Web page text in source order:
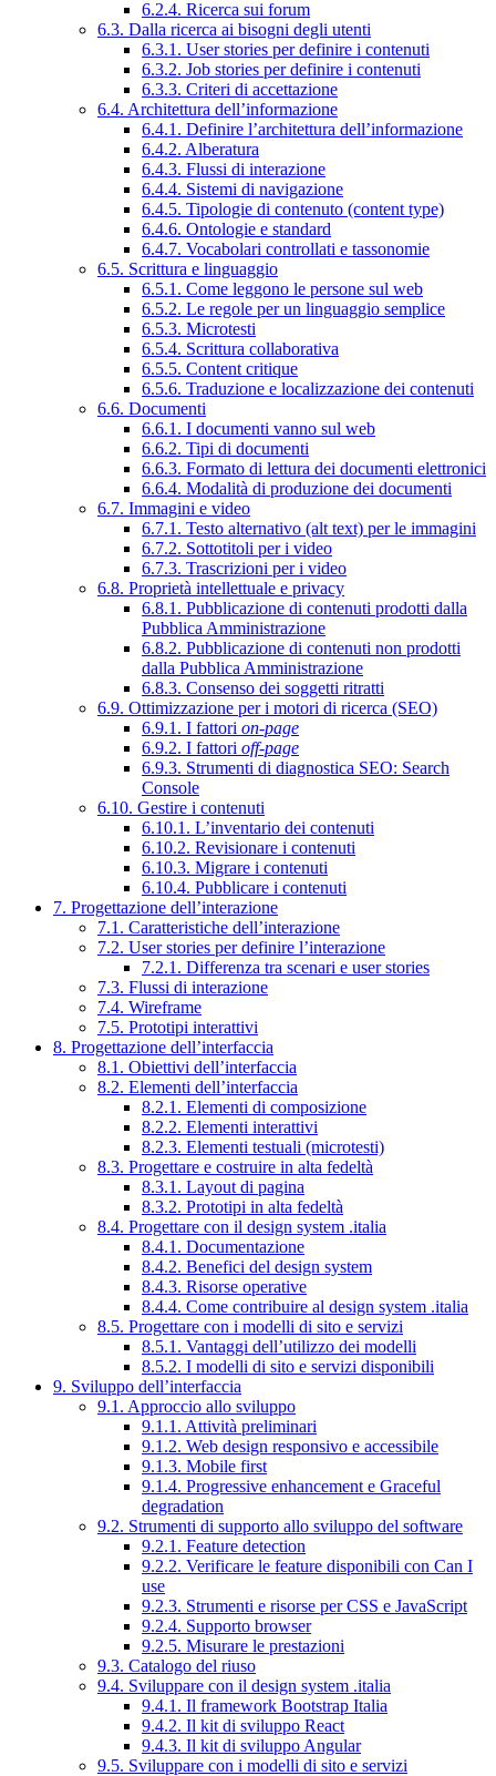
6.2.4. Ricerca sui forum
6.3. Dalla ricerca ai bisogni degli utenti
6.3.1. User stories per definire i contenuti
6.3.2. Job stories per definire i contenuti
6.3.3. Criteri di accettazione
6.4. Architettura dell’informazione
6.4.1. Definire l’architettura dell’informazione
6.4.2. Alberatura
6.4.3. Flussi di interazione
6.4.4. Sistemi di navigazione
6.4.5. Tipologie di contenuto (content type)
6.4.6. Ontologie e standard
6.4.7. Vocabolari controllati e tassonomie
6.5. Scrittura e linguaggio
6.5.1. Come leggono le persone sul web
6.5.2. Le regole per un linguaggio semplice
6.5.3. Microtesti
6.5.4. Scrittura collaborativa
6.5.5. Content critique
6.5.6. Traduzione e localizzazione dei contenuti
6.6. Documenti
6.6.1. I documenti vanno sul web
6.6.2. Tipi di documenti
6.6.3. Formato di lettura dei documenti elettronici
6.6.4. Modalità di produzione dei documenti
6.7. Immagini e video
6.7.1. Testo alternativo (alt text) per le immagini
6.7.2. Sottotitoli per i video
6.7.3. Trascrizioni per i video
6.8. Proprietà intellettuale e privacy
6.8.1. Pubblicazione di contenuti prodotti dalla
Pubblica Amministrazione
6.8.2. Pubblicazione di contenuti non prodotti
dalla Pubblica Amministrazione
6.8.3. Consenso dei soggetti ritratti
6.9. Ottimizzazione per i motori di ricerca (SEO)
6.9.1. I fattori on-page
6.9.2. I fattori off-page
6.9.3. Strumenti di diagnostica SEO: Search
Console
6.10. Gestire i contenuti
6.10.1. L’inventario dei contenuti
6.10.2. Revisionare i contenuti
6.10.3. Migrare i contenuti
6.10.4. Pubblicare i contenuti
7. Progettazione dell’interazione
7.1. Caratteristiche dell’interazione
7.2. User stories per definire l’interazione
7.2.1. Differenza tra scenari e user stories
7.3. Flussi di interazione
7.4. Wireframe
7.5. Prototipi interattivi
8. Progettazione dell’interfaccia
8.1. Obiettivi dell’interfaccia
8.2. Elementi dell’interfaccia
8.2.1. Elementi di composizione
8.2.2. Elementi interattivi
8.2.3. Elementi testuali (microtesti)
8.3. Progettare e costruire in alta fedeltà
8.3.1. Layout di pagina
8.3.2. Prototipi in alta fedeltà
8.4. Progettare con il design system .italia
8.4.1. Documentazione
8.4.2. Benefici del design system
8.4.3. Risorse operative
8.4.4. Come contribuire al design system .italia
8.5. Progettare con i modelli di sito e servizi
8.5.1. Vantaggi dell’utilizzo dei modelli
8.5.2. I modelli di sito e servizi disponibili
9. Sviluppo dell’interfaccia
9.1. Approccio allo sviluppo
9.1.1. Attività preliminari
9.1.2. Web design responsivo e accessibile
9.1.3. Mobile first
9.1.4. Progressive enhancement e Graceful
degradation
9.2. Strumenti di supporto allo sviluppo del software
9.2.1. Feature detection
9.2.2. Verificare le feature disponibili con Can I
use
9.2.3. Strumenti e risorse per CSS e JavaScript
9.2.4. Supporto browser
9.2.5. Misurare le prestazioni
9.3. Catalogo del riuso
9.4. Sviluppare con il design system .italia
9.4.1. Il framework Bootstrap Italia
9.4.2. Il kit di sviluppo React
9.4.3. Il kit di sviluppo Angular
9.5. Sviluppare con i modelli di sito e servizi